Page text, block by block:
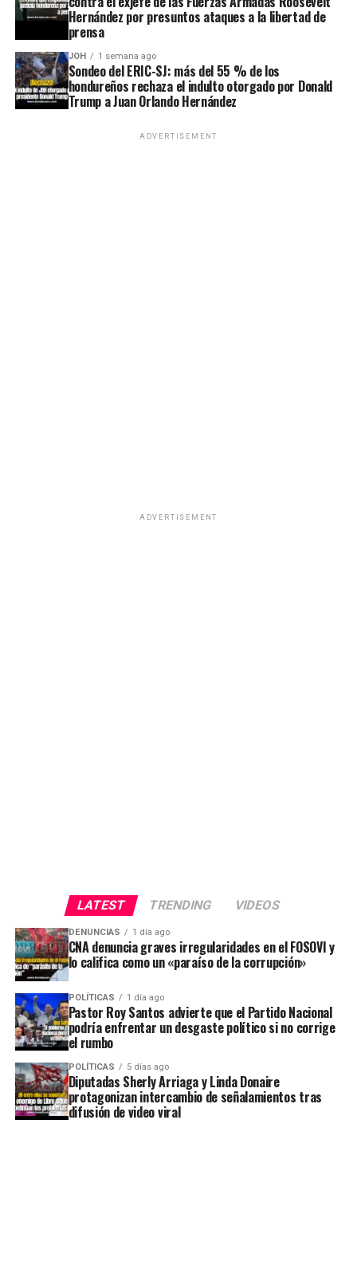
Hernández por presuntos ataques a la libertad de
prensa
JOH 1 semana ago
Sondeo del ERIC-SJ: más del 55 % de los
hondureños rechaza el indulto otorgado por Donald
Trump a Juan Orlando Hernández
ADVERTISEMENT
ADVERTISEMENT
LATEST TRENDING VIDEOS
DENUNCIAS 1 día ago
CNA denuncia graves irregularidades en el FOSOVI y
lo califica como un «paraíso de la corrupción»
POLÍTICAS 1 día ago
Pastor Roy Santos advierte que el Partido Nacional
podría enfrentar un desgaste político si no corrige
el rumbo
POLÍTICAS 5 días ago
Diputadas Sherly Arriaga y Linda Donaire
protagonizan intercambio de señalamientos tras
difusión de video viral